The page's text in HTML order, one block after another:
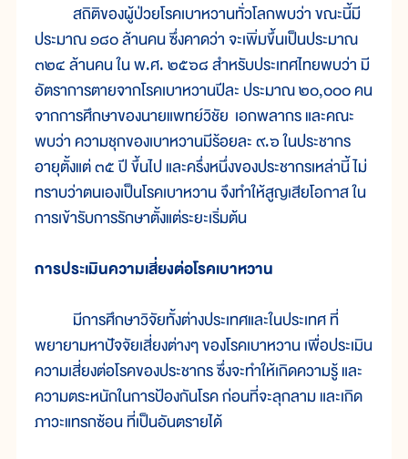
สถิติของผู้ป่วยโรคเบาหวานทั่วโลกพบว่า ขณะนี้มี
ประมาณ ๑๘๐ ล้านคน ซึ่งคาดว่า จะเพิ่มขึ้นเป็นประมาณ
๓๒๔ ล้านคน ใน พ.ศ. ๒๕๖๘ สำหรับประเทศไทยพบว่า มี
อัตราการตายจากโรคเบาหวานปีละ ประมาณ ๒๐,๐๐๐ คน
จากการศึกษาของนายแพทย์วิชัย เอกพลากร และคณะ
พบว่า ความชุกของเบาหวานมีร้อยละ ๙.๖ ในประชากร
อายุตั้งแต่ ๓๕ ปี ขึ้นไป และครึ่งหนึ่งของประชากรเหล่านี้ ไม่
ทราบว่าตนเองเป็นโรคเบาหวาน จึงทำให้สูญเสียโอกาส ใน
การเข้ารับการรักษาตั้งแต่ระยะเริ่มต้น
การประเมินความเสี่ยงต่อโรคเบาหวาน
มีการศึกษาวิจัยทั้งต่างประเทศและในประเทศ ที่
พยายามหาปัจจัยเสี่ยงต่างๆ ของโรคเบาหวาน เพื่อประเมิน
ความเสี่ยงต่อโรคของประชากร ซึ่งจะทำให้เกิดความรู้ และ
ความตระหนักในการป้องกันโรค ก่อนที่จะลุกลาม และเกิด
ภาวะแทรกซ้อน ที่เป็นอันตรายได้